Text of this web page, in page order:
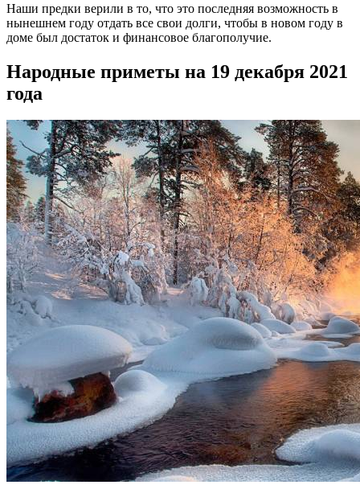
Наши предки верили в то, что это последняя возможность в
нынешнем году отдать все свои долги, чтобы в новом году в
доме был достаток и финансовое благополучие.
Народные приметы на 19 декабря 2021
года